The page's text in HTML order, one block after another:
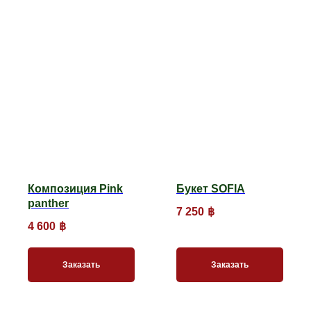
Композиция Pink
panther
4 600 ฿
Заказать
Букет SOFIA
7 250 ฿
Заказать